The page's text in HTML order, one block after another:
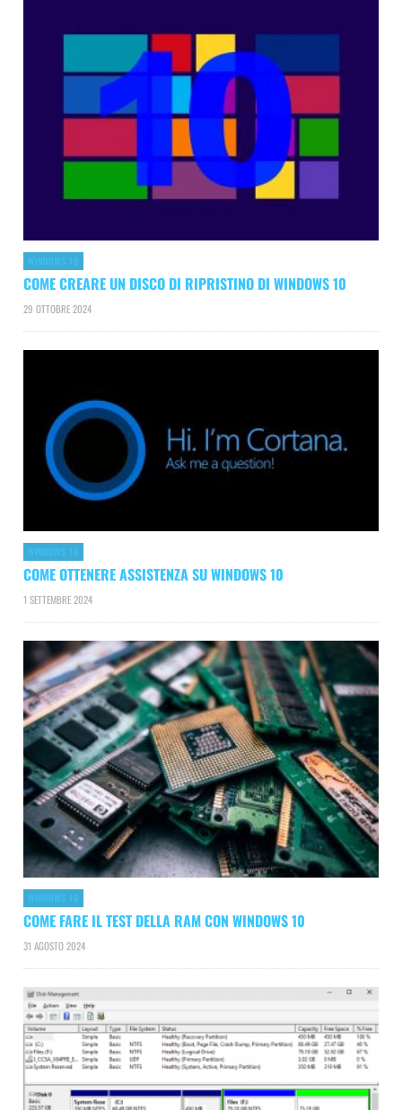
WINDOWS 10
COME CREARE UN DISCO DI RIPRISTINO DI WINDOWS 10
29 OTTOBRE 2024
WINDOWS 10
COME OTTENERE ASSISTENZA SU WINDOWS 10
1 SETTEMBRE 2024
WINDOWS 10
COME FARE IL TEST DELLA RAM CON WINDOWS 10
31 AGOSTO 2024